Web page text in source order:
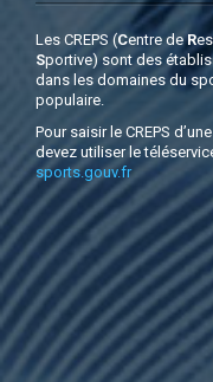
Les CREPS (Centre deR
Sportive) sont des
dans les domaines du
populaire.
Pour saisir le CREPS
devez utiliser le
sports.gouv.fr